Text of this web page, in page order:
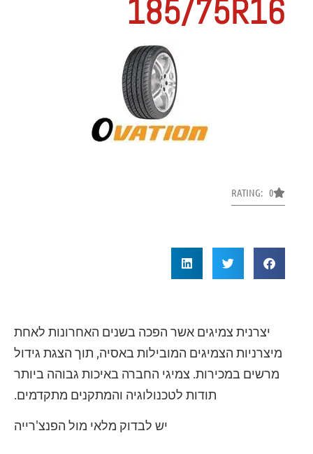
185/75R16
RATING: 0
יצרנית צמיגים אשר הפכה בשנים האחרונות לאחת
מיצרניות הצמיגים המובילות באסיה, תוך הצגת גידול
מרשים במכירות. צמיגי החברה באיכות גבוהה ביותר
תודות לטכנולוגיה והמתקנים מתקדמים.
יש לבדוק מלאי מול הפנצ'רייה